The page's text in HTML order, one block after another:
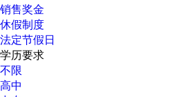
销售奖金
休假制度
法定节假日
学历要求
不限
高中